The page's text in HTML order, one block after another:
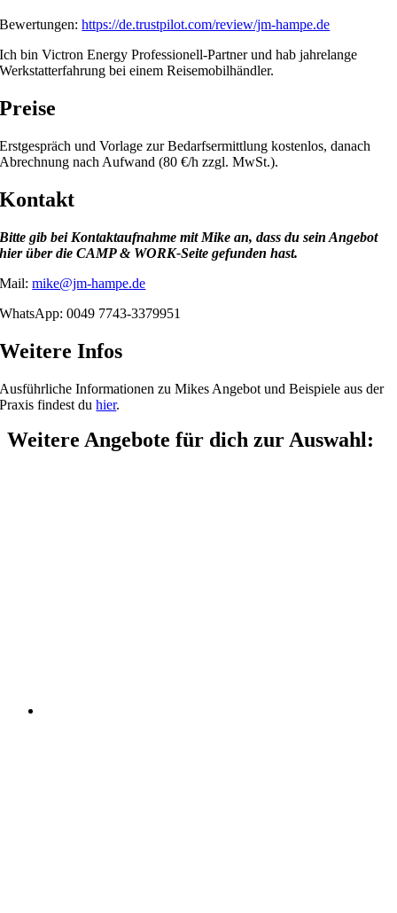
Bewertungen:https://de.trustpilot.com/review/jm-hampe.de
Ich bin Victron Energy Professionell-Partner und hab jahrelange
Werkstatterfahrung bei einem Reisemobilhändler.
Preise
Erstgespräch und Vorlage zur Bedarfsermittlung kostenlos, danach
Abrechnung nach Aufwand (80 €/h zzgl. MwSt.).
Kontakt
Bitte gib bei Kontaktaufnahme mit Mike an, dass du sein Angebot
hier über die CAMP & WORK-Seite gefunden hast.
Mail:mike@jm-hampe.de
WhatsApp: 0049 7743-3379951
Weitere Infos
Ausführliche Informationen zu Mikes Angebot und Beispiele aus der
Praxis findest duhier.
Weitere Angebote für dich zur Auswahl: